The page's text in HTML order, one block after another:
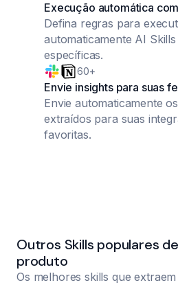
Execução automática
Defina regras para
automaticamente AI
específicas.
60+
Envie insights para suas
Envie automaticamente
extraídos para suas
favoritas.
Outros Skills populares
produto
Os melhores skills que